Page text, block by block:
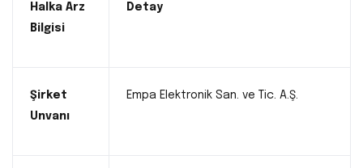
Halka Arz
Bilgisi
Detay
Şirket
Unvanı
Empa Elektronik San. ve Tic. A.Ş.